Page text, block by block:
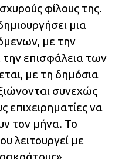
φίλους της.
μια
με την
την επισφάλεια των
με τη δημόσια
συνεχώς
επιχειρηματίες να
τον μήνα. Το
λειτουργεί με